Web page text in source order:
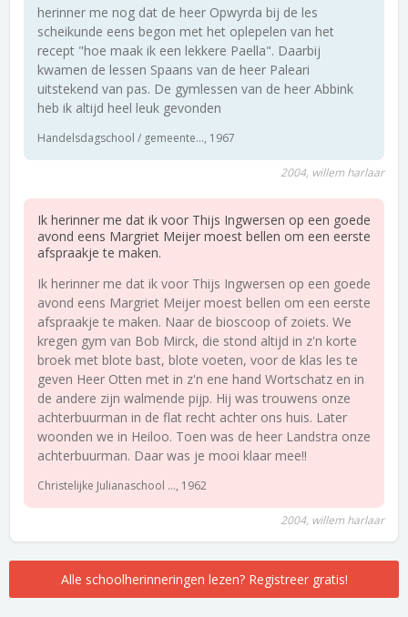
herinner me nog dat de heer Opwyrda bij de les
scheikunde eens begon met het oplepelen van het
recept "hoe maak ik een lekkere Paella". Daarbij
kwamen de lessen Spaans van de heer Paleari
uitstekend van pas. De gymlessen van de heer Abbink
heb ik altijd heel leuk gevonden
Handelsdagschool / gemeente..., 1967
2004, willem harlaar
Ik herinner me dat ik voor Thijs Ingwersen op een goede
avond eens Margriet Meijer moest bellen om een eerste
afspraakje te maken.
Ik herinner me dat ik voor Thijs Ingwersen op een goede
avond eens Margriet Meijer moest bellen om een eerste
afspraakje te maken. Naar de bioscoop of zoiets. We
kregen gym van Bob Mirck, die stond altijd in z'n korte
broek met blote bast, blote voeten, voor de klas les te
geven Heer Otten met in z'n ene hand Wortschatz en in
de andere zijn walmende pijp. Hij was trouwens onze
achterbuurman in de flat recht achter ons huis. Later
woonden we in Heiloo. Toen was de heer Landstra onze
achterbuurman. Daar was je mooi klaar mee!!
Christelijke Julianaschool ..., 1962
2004, willem harlaar
Alle schoolherinneringen lezen? Registreer gratis!